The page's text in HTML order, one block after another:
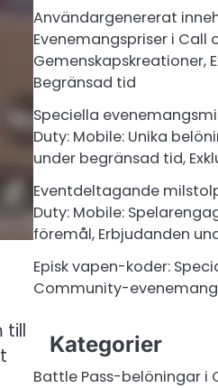
till
Användargenererat
Evenemangspriser i Call
Gemenskapskreationer,
Begränsad tid
Speciella
Duty: Mobile: Unika
under begränsad tid,
Eventdeltagande
Duty: Mobile:
föremål, Erbjudanden
Episk vapen-koder:
Community-
Kategorier
Battle Pass-belöningar i